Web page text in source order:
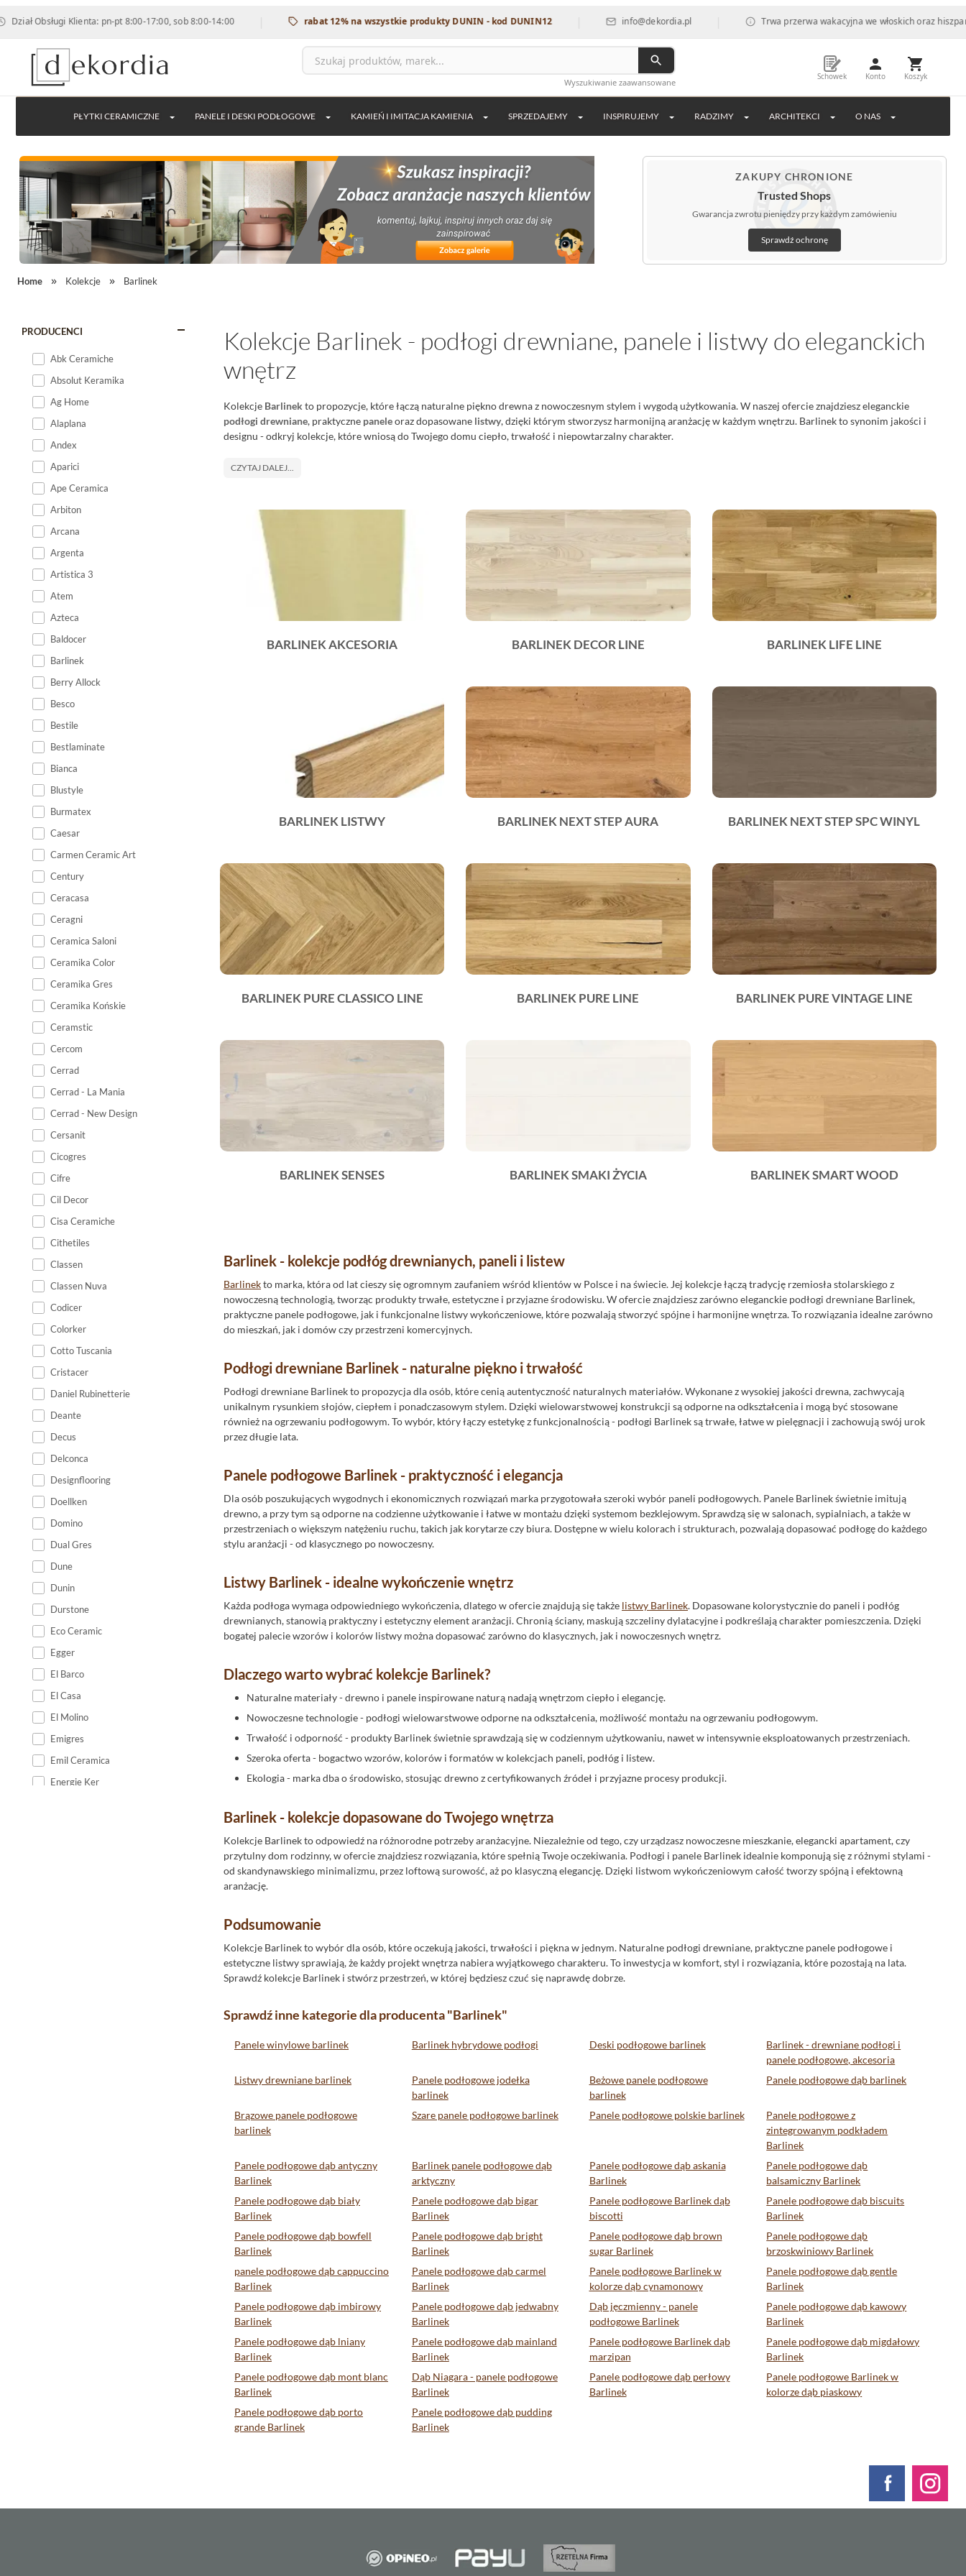
Klienta: pn-pt 8:00-17:00, sob 8:00-14:00 | rabat 12% na wszystkie produkty DUNIN - kod DUNIN12 | info@dekordia.pl | Trwa przerwa wakacyjna we włoskich oraz hiszpańskich
Wyszukiwanie zaawansowane
Schowek Konto Koszyk
PŁYTKI CERAMICZNE PANELE I DESKI PODŁOGOWE KAMIEŃ I IMITACJA KAMIENIA SPRZEDAJEMY INSPIRUJEMY RADZIMY ARCHITEKCI O NAS
ZAKUPY CHRONIONE
Trusted Shops
Gwarancja zwrotu pieniędzy przy każdym zamówieniu
Sprawdź ochronę
Home Kolekcje Barlinek
PRODUCENCI
Abk Ceramiche
Absolut Keramika
Ag Home
Alaplana
Andex
Aparici
Ape Ceramica
Arbiton
Arcana
Argenta
Artistica 3
Atem
Azteca
Baldocer
Barlinek
Berry Allock
Besco
Bestile
Bestlaminate
Bianca
Blustyle
Burmatex
Caesar
Carmen Ceramic Art
Century
Ceracasa
Ceragni
Ceramica Saloni
Ceramika Color
Ceramika Gres
Ceramika Końskie
Ceramstic
Cercom
Cerrad
Cerrad - La Mania
Cerrad - New Design
Cersanit
Cicogres
Cifre
Cil Decor
Cisa Ceramiche
Cithetiles
Classen
Classen Nuva
Codicer
Colorker
Cotto Tuscania
Cristacer
Daniel Rubinetterie
Deante
Decus
Delconca
Designflooring
Doellken
Domino
Dual Gres
Dune
Dunin
Durstone
Eco Ceramic
Egger
El Barco
El Casa
El Molino
Emigres
Emil Ceramica
Energie Ker
Kolekcje Barlinek - podłogi drewniane, panele i listwy do eleganckich
wnętrz
Kolekcje Barlinek to propozycje, które łączą naturalne piękno drewna z nowoczesnym stylem i wygodą użytkowania. W naszej ofercie znajdziesz eleganckie
podłogi drewniane, praktyczne paneleoraz dopasowane listwy, dzięki którym stworzysz harmonijną aranżację w każdym wnętrzu. Barlinek to synonim jakości i
designu - odkryj kolekcje, które wniosą do Twojego domu ciepło, trwałość i niepowtarzalny charakter.
CZYTAJ DALEJ...
BARLINEK AKCESORIA BARLINEK DECOR LINE BARLINEK LIFE LINE
BARLINEK LISTWY BARLINEK NEXT STEP AURA BARLINEK NEXT STEP SPC WINYL
BARLINEK PURE CLASSICO LINE BARLINEK PURE LINE BARLINEK PURE VINTAGE LINE
BARLINEK SENSES BARLINEK SMAKI ŻYCIA BARLINEK SMART WOOD
Barlinek - kolekcje podłóg drewnianych, paneli i listew
Barlinekto marka, która od lat cieszy się ogromnym zaufaniem wśród klientów w Polsce i na świecie. Jej kolekcje łączą tradycję rzemiosła stolarskiego z
nowoczesną technologią, tworząc produkty trwałe, estetyczne i przyjazne środowisku. W ofercie znajdziesz zarówno eleganckie podłogi drewniane Barlinek,
praktyczne panele podłogowe, jak i funkcjonalne listwy wykończeniowe, które pozwalają stworzyć spójne i harmonijne wnętrza. To rozwiązania idealne zarówno
do mieszkań, jak i domów czy przestrzeni komercyjnych.
Podłogi drewniane Barlinek - naturalne piękno i trwałość
Podłogi drewniane Barlinek to propozycja dla osób, które cenią autentyczność naturalnych materiałów. Wykonane z wysokiej jakości drewna, zachwycają
unikalnym rysunkiem słojów, ciepłem i ponadczasowym stylem. Dzięki wielowarstwowej konstrukcji są odporne na odkształcenia i mogą być stosowane
również na ogrzewaniu podłogowym. To wybór, który łączy estetykę z funkcjonalnością - podłogi Barlinek są trwałe, łatwe w pielęgnacji i zachowują swój urok
przez długie lata.
Panele podłogowe Barlinek - praktyczność i elegancja
Dla osób poszukujących wygodnych i ekonomicznych rozwiązań marka przygotowała szeroki wybór paneli podłogowych. Panele Barlinek świetnie imitują
drewno, a przy tym są odporne na codzienne użytkowanie i łatwe w montażu dzięki systemom bezklejowym. Sprawdzą się w salonach, sypialniach, a także w
przestrzeniach o większym natężeniu ruchu, takich jak korytarze czy biura. Dostępne w wielu kolorach i strukturach, pozwalają dopasować podłogę do każdego
stylu aranżacji - od klasycznego po nowoczesny.
Listwy Barlinek - idealne wykończenie wnętrz
Każda podłoga wymaga odpowiedniego wykończenia, dlatego w ofercie znajdują się także listwy Barlinek. Dopasowane kolorystycznie do paneli i podłóg
drewnianych, stanowią praktyczny i estetyczny element aranżacji. Chronią ściany, maskują szczeliny dylatacyjne i podkreślają charakter pomieszczenia. Dzięki
bogatej palecie wzorów i kolorów listwy można dopasować zarówno do klasycznych, jak i nowoczesnych wnętrz.
Dlaczego warto wybrać kolekcje Barlinek?
Naturalne materiały - drewno i panele inspirowane naturą nadają wnętrzom ciepło i elegancję.
Nowoczesne technologie - podłogi wielowarstwowe odporne na odkształcenia, możliwość montażu na ogrzewaniu podłogowym.
Trwałość i odporność - produkty Barlinek świetnie sprawdzają się w codziennym użytkowaniu, nawet w intensywnie eksploatowanych przestrzeniach.
Szeroka oferta - bogactwo wzorów, kolorów i formatów w kolekcjach paneli, podłóg i listew.
Ekologia - marka dba o środowisko, stosując drewno z certyfikowanych źródeł i przyjazne procesy produkcji.
Barlinek - kolekcje dopasowane do Twojego wnętrza
Kolekcje Barlinek to odpowiedź na różnorodne potrzeby aranżacyjne. Niezależnie od tego, czy urządzasz nowoczesne mieszkanie, elegancki apartament, czy
przytulny dom rodzinny, w ofercie znajdziesz rozwiązania, które spełnią Twoje oczekiwania. Podłogi i panele Barlinek idealnie komponują się z różnymi stylami -
od skandynawskiego minimalizmu, przez loftową surowość, aż po klasyczną elegancję. Dzięki listwom wykończeniowym całość tworzy spójną i efektowną
aranżację.
Podsumowanie
Kolekcje Barlinek to wybór dla osób, które oczekują jakości, trwałości i piękna w jednym. Naturalne podłogi drewniane, praktyczne panele podłogowe i
estetyczne listwy sprawiają, że każdy projekt wnętrza nabiera wyjątkowego charakteru. To inwestycja w komfort, styl i rozwiązania, które pozostają na lata.
Sprawdź kolekcje Barlinek i stwórz przestrzeń, w której będziesz czuć się naprawdę dobrze.
Sprawdź inne kategorie dla producenta "Barlinek"
Panele winylowe barlinek Barlinek hybrydowe podłogi Deski podłogowe barlinek
Barlinek - drewniane podłogi i
panele podłogowe, akcesoria
Listwy drewniane barlinek
Panele podłogowe jodełka
barlinek
Beżowe panele podłogowe
barlinek
Panele podłogowe dąb barlinek
Brązowe panele podłogowe
barlinek
Szare panele podłogowe barlinek Panele podłogowe polskie barlinek
Panele podłogowe z
zintegrowanym podkładem
Barlinek
Panele podłogowe dąb antyczny
Barlinek
Barlinek panele podłogowe dąb
arktyczny
Panele podłogowe dąb askania
Barlinek
Panele podłogowe dąb
balsamiczny Barlinek
Panele podłogowe dąb biały
Barlinek
Panele podłogowe dąb bigar
Barlinek
Panele podłogowe Barlinek dąb
biscotti
Panele podłogowe dąb biscuits
Barlinek
Panele podłogowe dąb bowfell
Barlinek
Panele podłogowe dąb bright
Barlinek
Panele podłogowe dąb brown
sugar Barlinek
Panele podłogowe dąb
brzoskwiniowy Barlinek
panele podłogowe dąb cappuccino
Barlinek
Panele podłogowe dąb carmel
Barlinek
Panele podłogowe Barlinek w
kolorze dąb cynamonowy
Panele podłogowe dąb gentle
Barlinek
Panele podłogowe dąb imbirowy
Barlinek
Panele podłogowe dąb jedwabny
Barlinek
Dąb jęczmienny - panele
podłogowe Barlinek
Panele podłogowe dąb kawowy
Barlinek
Panele podłogowe dąb lniany
Barlinek
Panele podłogowe dąb mainland
Barlinek
Panele podłogowe Barlinek dąb
marzipan
Panele podłogowe dąb migdałowy
Barlinek
Panele podłogowe dąb mont blanc
Barlinek
Dąb Niagara - panele podłogowe
Barlinek
Panele podłogowe dąb perłowy
Barlinek
Panele podłogowe Barlinek w
kolorze dąb piaskowy
Panele podłogowe dąb porto
grande Barlinek
Panele podłogowe dąb pudding
Barlinek